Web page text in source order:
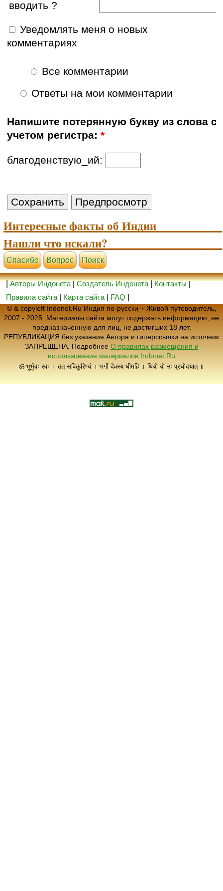
вводить ?
Уведомлять меня о новых
комментариях
Все комментарии
Ответы на мои комментарии
Напишите потерянную букву из слова с
учетом регистра:*
благоденствую_ий:
Интересные факты об Индии
Нашли что искали?
Cпасибо Вопрос Поиск
|Авторы Индонета|Создатель Индонета|Контакты|
Правила сайта
Карта сайта | FAQ
© & copyleft Indonet.Ru Индия по-русски ~ Живой путеводитель,
2007 - 2025. Материалы сайта могут содержать информацию, не
предназначенную для лиц, не достигших 18 лет.
РЕПУБЛИКАЦИЯ без указания Автора и гиперссылки на источник
ЗАПРЕЩЕНА. Подробнее О правилах размещения и
использования материалов Indonet.Ru
ॐ भूर्भुवः स्वः । तत् सवितुर्वरेण्यं । भर्गो देवस्य धीमहि । धियो यो नः प्रचोदयात् ॥